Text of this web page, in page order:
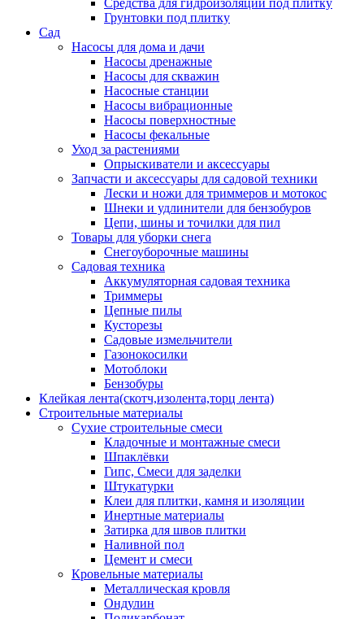
Средства для гидроизоляции под плитку
Грунтовки под плитку
Сад
Насосы для дома и дачи
Насосы дренажные
Насосы для скважин
Насосные станции
Насосы вибрационные
Насосы поверхностные
Насосы фекальные
Уход за растениями
Опрыскиватели и аксессуары
Запчасти и аксессуары для садовой техники
Лески и ножи для триммеров и мотокос
Шнеки и удлинители для бензобуров
Цепи, шины и точилки для пил
Товары для уборки снега
Снегоуборочные машины
Садовая техника
Аккумуляторная садовая техника
Триммеры
Цепные пилы
Кусторезы
Садовые измельчители
Газонокосилки
Мотоблоки
Бензобуры
Клейкая лента(скотч,изолента,торц лента)
Строительные материалы
Сухие строительные смеси
Кладочные и монтажные смеси
Шпаклёвки
Гипс, Смеси для заделки
Штукатурки
Клеи для плитки, камня и изоляции
Инертные материалы
Затирка для швов плитки
Наливной пол
Цемент и смеси
Кровельные материалы
Металлическая кровля
Ондулин